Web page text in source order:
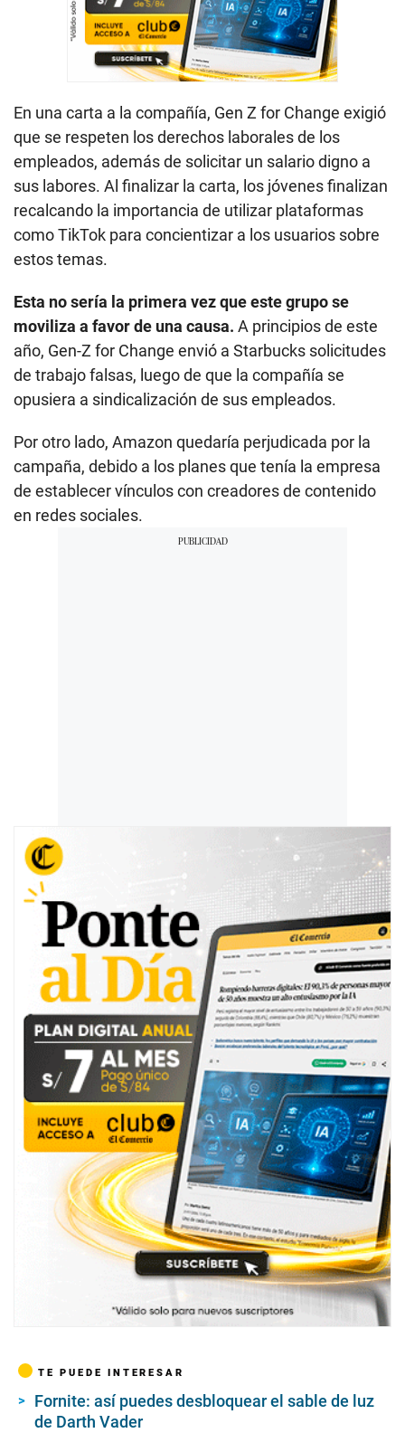
En una carta a la compañía, Gen Z for Change exigió
que se respeten los derechos laborales de los
empleados, además de solicitar un salario digno a
sus labores. Al finalizar la carta, los jóvenes finalizan
recalcando la importancia de utilizar plataformas
como TikTok para concientizar a los usuarios sobre
estos temas.
Esta no sería la primera vez que este grupo se
moviliza a favor de una causa. A principios de este
año, Gen-Z for Change envió a Starbucks solicitudes
de trabajo falsas, luego de que la compañía se
opusiera a sindicalización de sus empleados.
Por otro lado, Amazon quedaría perjudicada por la
campaña, debido a los planes que tenía la empresa
de establecer vínculos con creadores de contenido
en redes sociales.
TE PUEDE INTERESAR
Fornite: así puedes desbloquear el sable de luz
de Darth Vader